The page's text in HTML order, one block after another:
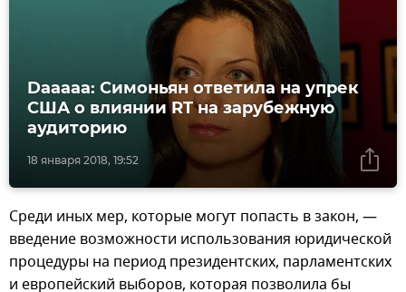
18 января 2018, 19:52
Dааааа: Симоньян ответила на упрек
США о влиянии RT на зарубежную
аудиторию
Среди иных мер, которые могут попасть в закон, —
введение возможности использования юридической
процедуры на период президентских, парламентских
и европейский выборов, которая позволила бы